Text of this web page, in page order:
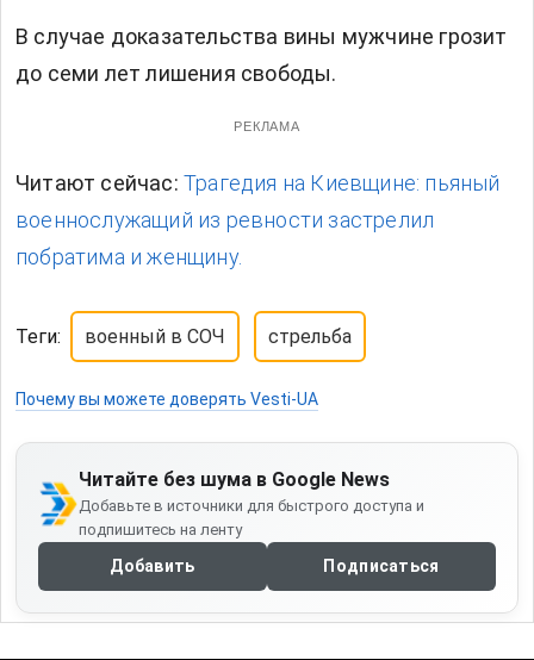
В случае доказательства вины мужчине грозит
до семи лет лишения свободы.
РЕКЛАМА
Читают сейчас: Трагедия на Киевщине: пьяный
военнослужащий из ревности застрелил
побратима и женщину.
Теги: военный в СОЧ стрельба
Почему вы можете доверять Vesti-UA
Читайте без шума в Google News
Добавьте в источники для быстрого доступа и
подпишитесь на ленту
Добавить Подписаться